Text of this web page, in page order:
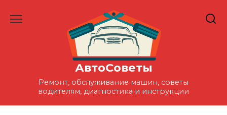
АвтоСоветы
Ремонт, обслуживание машин, советы
водителям, диагностика и инструкции